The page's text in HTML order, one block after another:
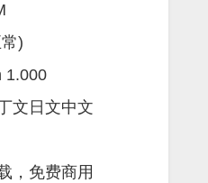
)
1.000
文日文中文
，免费商用